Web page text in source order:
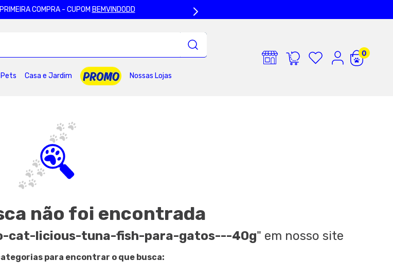
COMPRA - CUPOM BEMVINDODD
Casa e Jardim Nossas Lojas
não foi encontrada
cat-licious-tuna-fish-para-gatos---40g" em nosso site
para encontrar o que busca:
tapete higienico